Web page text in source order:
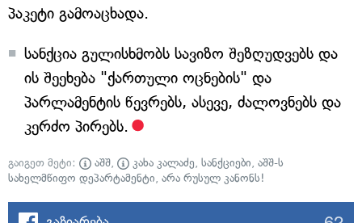
პაკეტი გამოაცხადა.
სანქცია გულისხმობს სავიზო შეზღუდვებს და
ის შეეხება "ქართული ოცნების" და
პარლამენტის წევრებს, ასევე, ძალოვნებს და
კერძო პირებს.
გაიგეთ მეტი: აშშ, კახა კალაძე, სანქციები, აშშ-ს
სახელმწიფო დეპარტამენტი, არა რუსულ კანონს!